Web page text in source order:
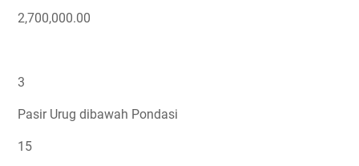
2,700,000.00
3
Pasir Urug dibawah Pondasi
15